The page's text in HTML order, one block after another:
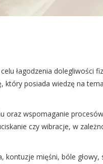
łagodzenia dolegliwości
posiada wiedzę na
oraz wspomaganie
czy wibracje, w
mięśni, bóle głowy,